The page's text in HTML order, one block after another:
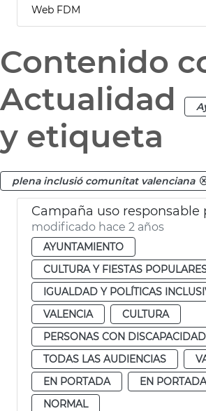
Web FDM
Contenido
Actualidad
y etiqueta
plena inclusió comunitat valenciana
Campaña uso responsable
modificado hace 2 años
AYUNTAMIENTO
CULTURA Y FIESTAS
IGUALDAD Y POLÍTICAS
VALENCIA
CULTURA
PERSONAS CON DISCAPACIDAD
TODAS LAS AUDIENCIAS
EN PORTADA
EN
NORMAL